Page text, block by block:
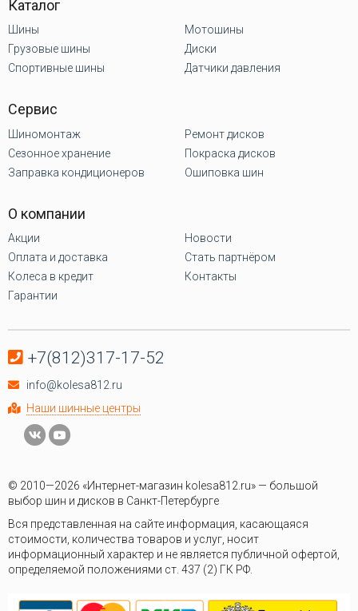
Каталог
Шины
Грузовые шины
Спортивные шины
Мотошины
Диски
Датчики давления
Сервис
Шиномонтаж
Сезонное хранение
Заправка кондиционеров
Ремонт дисков
Покраска дисков
Ошиповка шин
О компании
Акции
Оплата и доставка
Колеса в кредит
Гарантии
Новости
Стать партнёром
Контакты
+7(812)317-17-52
info@kolesa812.ru
Наши шинные центры
© 2010—2026 «Интернет-магазин kolesa812.ru» — большой
выбор шин и дисков в Санкт-Петербурге
Вся представленная на сайте информация, касающаяся
стоимости, количества товаров и услуг, носит
информационный характер и не является публичной офертой,
определяемой положениями ст. 437 (2) ГК РФ.